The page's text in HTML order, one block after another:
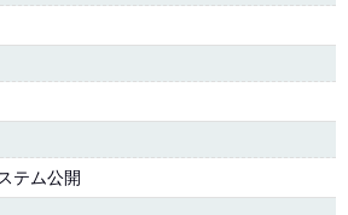
テム公開